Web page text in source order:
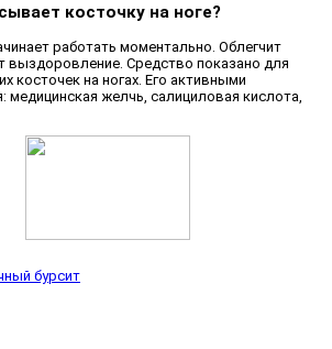
косточку на ноге?
работать моментально. Облегчит
выздоровление. Средство показано для
косточек на ногах. Его активными
желчь, салициловая кислота,
бурсит